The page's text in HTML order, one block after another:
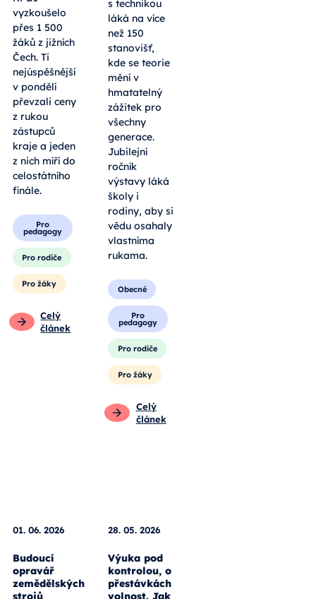
vyzkoušelo
přes 1 500
žáků z jižních
Čech. Ti
nejúspěšnější
v pondělí
převzali ceny
z rukou
zástupců
kraje a jeden
z nich míří do
celostátního
finále.
Pro
pedagogy
Pro rodiče
Pro žáky
Celý
článek
roboti i
tradiční
výheň.
Letošní
Dobrodružství
s technikou
láká na více
než 150
stanovišť,
kde se teorie
mění v
hmatatelný
zážitek pro
všechny
generace.
Jubilejní
ročník
výstavy láká
rodiny, aby si
vědu osahaly
vlastníma
rukama.
Obecné
pedagogy
Pro rodiče